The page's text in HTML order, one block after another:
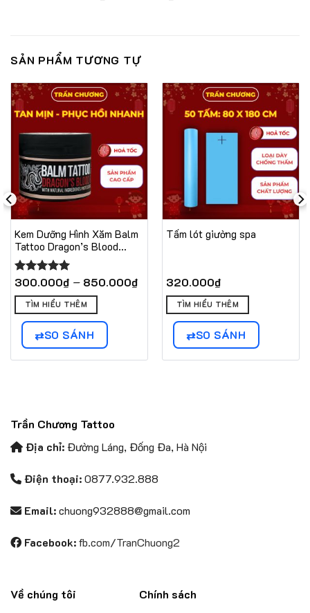
5.00
SẢN PHẨM TƯƠNG TỰ
Kem Dưỡng Hình Xăm Balm
Tattoo Dragon’s Blood
Butter
Được xếp
5 sao
300.000₫ – 850.000₫Khoảng
300.000₫
850.000₫
TÌM HIỂU THÊM
này
nhiều
chọn
thể
chọn
trang
phẩm
SO SÁNH
Tấm lót giường spa
320.000₫
TÌM HIỂU THÊM
này
nhiều
SO SÁNH
Trần Chương Tattoo
Địa chỉ: Đường Láng, Đống Đa, Hà Nội
Điện thoại:0877.932.888
Email:chuong932888@gmail.com
Facebook:fb.com/TranChuong2
Về chúng tôi Chính sách